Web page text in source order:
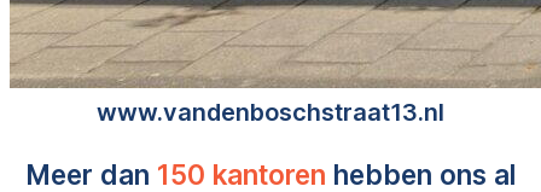
www.vandenboschstraat13.nl
Meer dan 150 kantoren hebben ons al